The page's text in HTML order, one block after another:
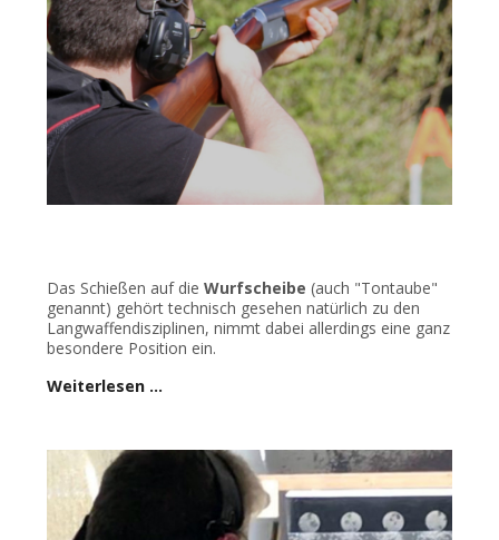
Das Schießen auf die Wurfscheibe (auch "Tontaube"
genannt) gehört technisch gesehen natürlich zu den
Langwaffendisziplinen, nimmt dabei allerdings eine ganz
besondere Position ein.
Weiterlesen …